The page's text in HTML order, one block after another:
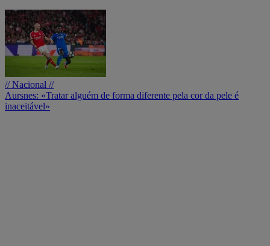
// Nacional //
Aursnes: «Tratar alguém de forma diferente pela cor da pele é
inaceitável»